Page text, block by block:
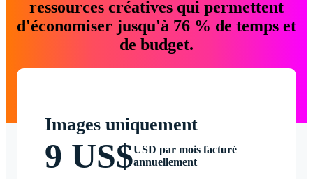
ressources créatives qui permettent
d'économiser jusqu'à 76 % de temps et
de budget.
Images uniquement
9 US$USD par mois facturé
annuellement